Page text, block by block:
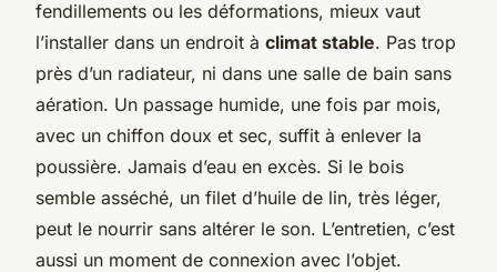
fendillements ou les déformations, mieux vaut
l’installer dans un endroit à climat stable. Pas trop
près d’un radiateur, ni dans une salle de bain sans
aération. Un passage humide, une fois par mois,
avec un chiffon doux et sec, suffit à enlever la
poussière. Jamais d’eau en excès. Si le bois
semble asséché, un filet d’huile de lin, très léger,
peut le nourrir sans altérer le son. L’entretien, c’est
aussi un moment de connexion avec l’objet.